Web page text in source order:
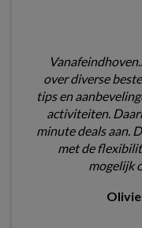
over diverse
tips en
activiteiten.
minute deals aan.
met de
mogelijk